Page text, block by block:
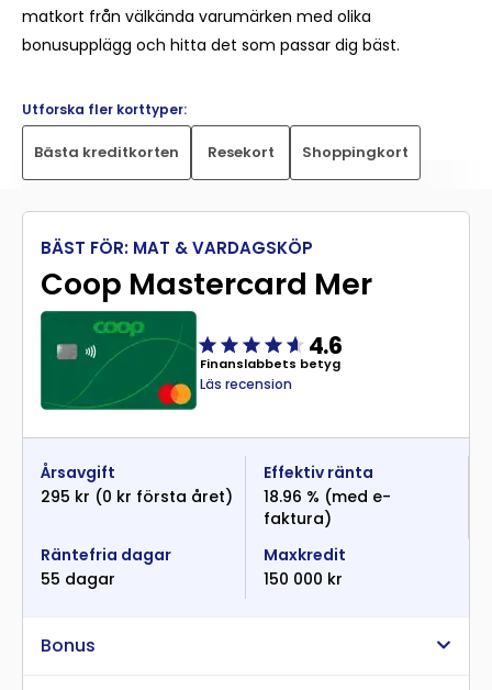
matkort från välkända varumärken med olika
bonusupplägg och hitta det som passar dig bäst.
Utforska fler korttyper:
Bästa kreditkorten Resekort Shoppingkort
BÄST FÖR: MAT & VARDAGSKÖP
4.6
Finanslabbets betyg
Läs recension
Coop Mastercard Mer
Årsavgift
295 kr (0 kr första året)
Effektiv ränta
18.96 % (med e-
faktura)
Räntefria dagar
55 dagar
Maxkredit
150 000 kr
Bonus